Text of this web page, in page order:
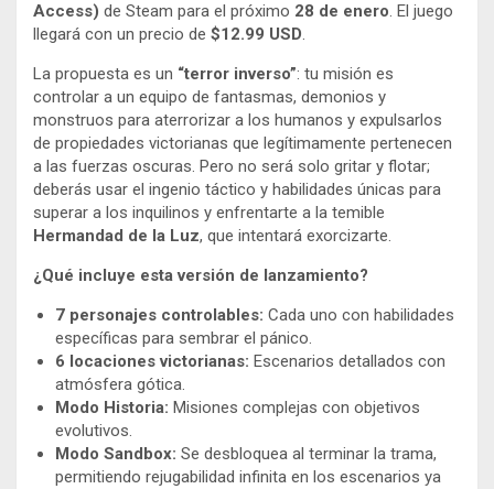
Access) de Steam para el próximo 28 de enero. El juego
llegará con un precio de $12.99 USD.
La propuesta es un “terror inverso”: tu misión es
controlar a un equipo de fantasmas, demonios y
monstruos para aterrorizar a los humanos y expulsarlos
de propiedades victorianas que legítimamente pertenecen
a las fuerzas oscuras. Pero no será solo gritar y flotar;
deberás usar el ingenio táctico y habilidades únicas para
superar a los inquilinos y enfrentarte a la temible
Hermandad de la Luz, que intentará exorcizarte.
¿Qué incluye esta versión de lanzamiento?
7 personajes controlables: Cada uno con habilidades
específicas para sembrar el pánico.
6 locaciones victorianas: Escenarios detallados con
atmósfera gótica.
Modo Historia: Misiones complejas con objetivos
evolutivos.
Modo Sandbox: Se desbloquea al terminar la trama,
permitiendo rejugabilidad infinita en los escenarios ya